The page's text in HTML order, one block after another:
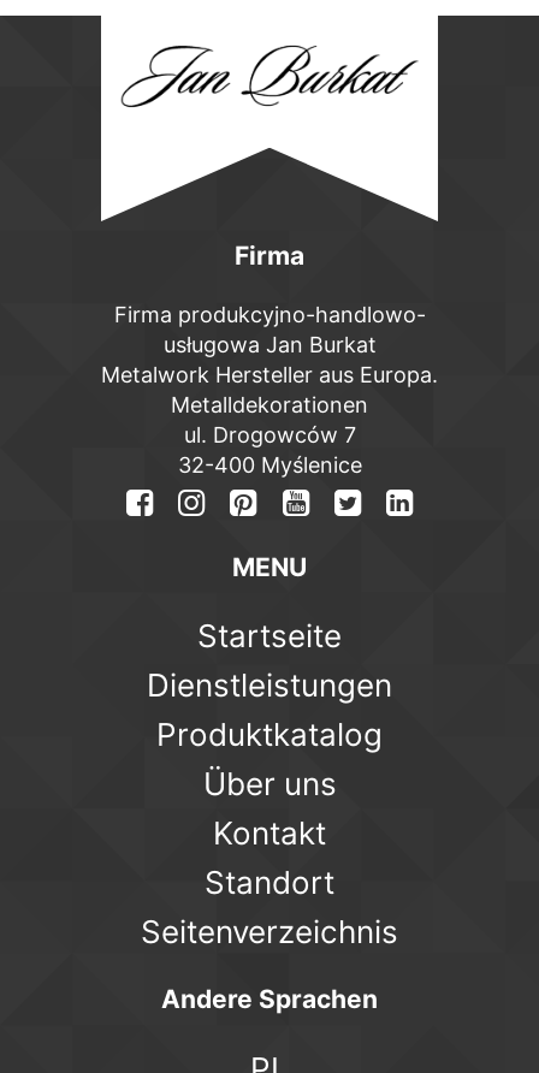
Firma
Firma produkcyjno-handlowo-
usługowa Jan Burkat
Metalwork Hersteller aus Europa.
Metalldekorationen
ul. Drogowców 7
32-400 Myślenice
MENU
Startseite
Dienstleistungen
Produktkatalog
Über uns
Kontakt
Standort
Seitenverzeichnis
Andere Sprachen